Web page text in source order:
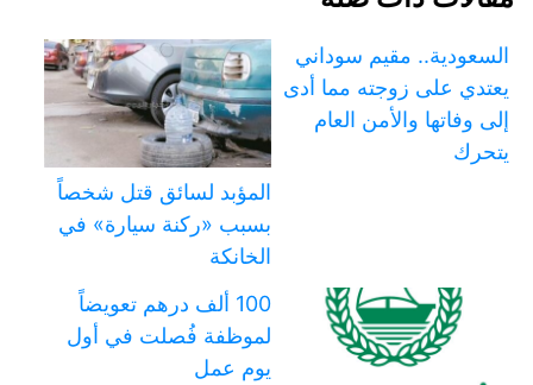
السعودية.. مقيم سوداني
يعتدي على زوجته مما أدى
إلى وفاتها والأمن العام
يتحرك
المؤبد لسائق قتل شخصاً
بسبب «ركنة سيارة» في
الخانكة
100 ألف درهم تعويضاً
لموظفة فُصلت في أول
يوم عمل